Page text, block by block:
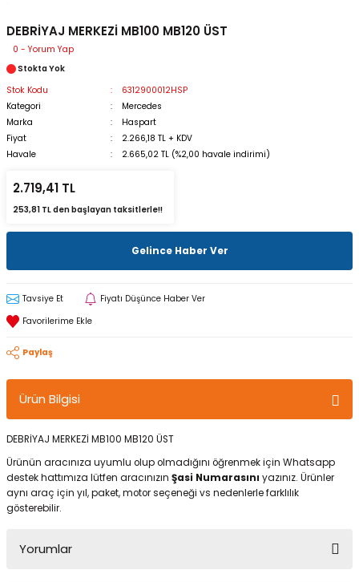
DEBRİYAJ MERKEZİ MB100 MB120 ÜST
0 - Yorum Yap
Stokta Yok
Stok Kodu
6312900012HSP
Kategori
Mercedes
Marka
Haspart
Fiyat
2.266,18 TL + KDV
Havale
2.665,02 TL (%2,00 havale indirimi)
2.719,41 TL
253,81 TL den başlayan taksitlerle!!
Gelince Haber Ver
Tavsiye Et Fiyatı Düşünce Haber Ver
Paylaş
Ürün Bilgisi
DEBRİYAJ MERKEZİ MB100 MB120 ÜST
Ürünün aracınıza uyumlu olup olmadığını öğrenmek için Whatsapp
destek hattımıza lütfen aracınızın Şasi Numarasını yazınız. Ürünler
aynı araç için yıl, paket, motor seçeneği vs nedenlerle farklılık
gösterebilir.
Yorumlar